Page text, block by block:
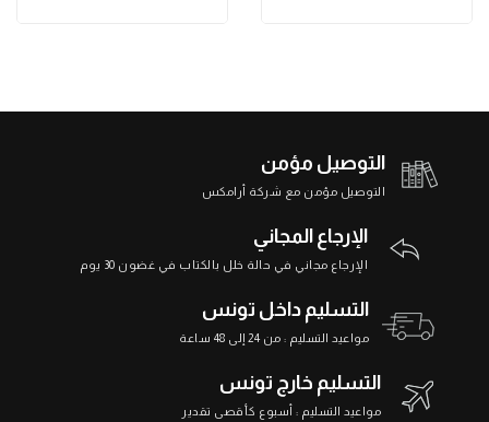
التوصيل مؤمن
التوصيل مؤمن مع شركة أرامكس
الإرجاع المجاني
الإرجاع مجاني في حالة خلل بالكتاب في غضون 30 يوم
التسليم داخل تونس
مواعيد التسليم : من 24 إلى 48 ساعة
التسليم خارج تونس
مواعيد التسليم : أسبوع كأقصى تقدير